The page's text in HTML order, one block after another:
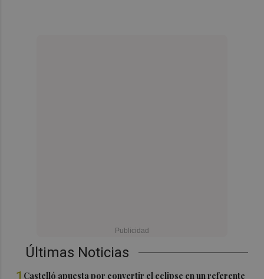
Últimas Noticias
Castelló apuesta por convertir el eclipse en un referente